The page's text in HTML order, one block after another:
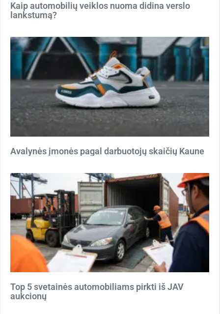
Kaip automobilių veiklos nuoma didina verslo
lankstumą?
Avalynės įmonės pagal darbuotojų skaičių Kaune
Top 5 svetainės automobiliams pirkti iš JAV
aukcionų